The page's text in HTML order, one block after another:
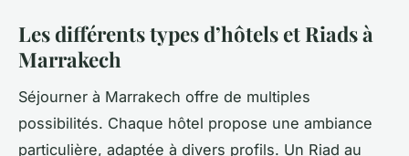
Les différents types d’hôtels et Riads à
Marrakech
Séjourner à Marrakech offre de multiples
possibilités. Chaque hôtel propose une ambiance
particulière, adaptée à divers profils. Un Riad au